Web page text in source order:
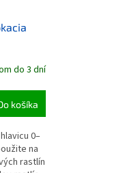
do 3 dní
košíka
0–
na
rastlín